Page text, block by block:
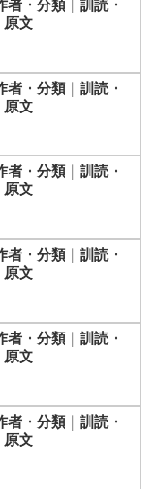
者・分類｜訓読・
原文
者・分類｜訓読・
原文
者・分類｜訓読・
原文
者・分類｜訓読・
原文
者・分類｜訓読・
原文
者・分類｜訓読・
原文